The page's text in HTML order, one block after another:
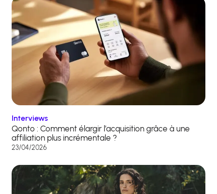
Interviews
Qonto : Comment élargir l’acquisition grâce à une
affiliation plus incrémentale ?
23/04/2026